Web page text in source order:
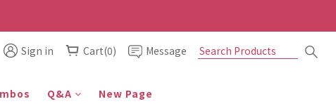
Sign in Cart(0) Message
Q&A New Page